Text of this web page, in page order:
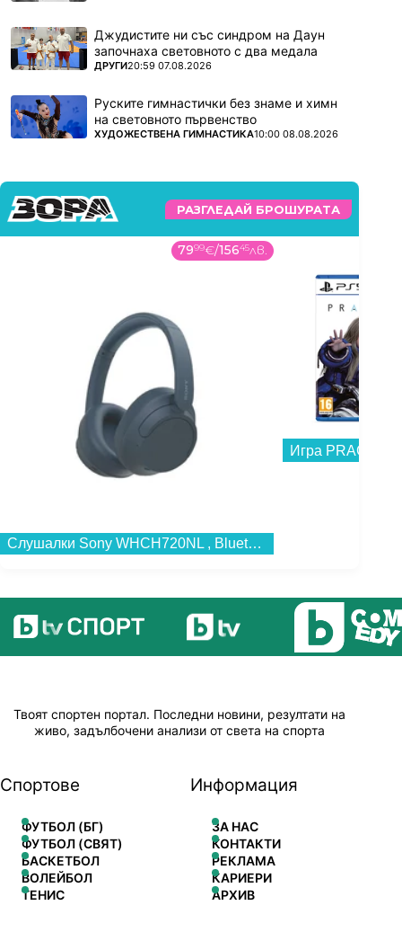
Джудистите ни със синдром на Даун
започнаха световното с два медала
ПОВЕЧЕ ОТ
ДРУГИ20:59 07.08.2026
Руските гимнастички без знаме и химн
на световното първенство
ПОВЕЧЕ ОТ
ХУДОЖЕСТВЕНА ГИМНАСТИКА10:00 08.08.2026
РАЗГЛЕДАЙ БРОШУРАТА
7999€/15645лв.
Слушалки Sony WHCH720NL , Bluetooth , OVER-EAR...
Игра
Твоят спортен портал. Последни новини, резултати на
живо, задълбочени анализи от света на спорта
Спортове
ФУТБОЛ (БГ)
ФУТБОЛ (СВЯТ)
БАСКЕТБОЛ
ВОЛЕЙБОЛ
ТЕНИС
Информация
ЗА НАС
КОНТАКТИ
РЕКЛАМА
КАРИЕРИ
АРХИВ